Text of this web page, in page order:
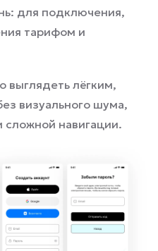
для подключения,
тарифом и
лёгким,
визуального шума,
сложной навигации.